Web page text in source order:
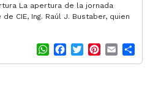
La apertura de la jornada
CIE, Ing. Raúl J. Bustaber, quien
W
h
a
T
w
i
m
h